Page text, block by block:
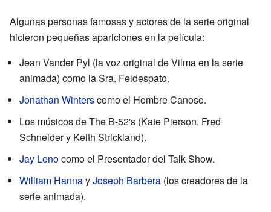
Algunas personas famosas y actores de la serie original
hicieron pequeñas apariciones en la película:
Jean Vander Pyl (la voz original de Vilma en la serie
animada) como la Sra. Feldespato.
Jonathan Winterscomo el Hombre Canoso.
Los músicos de The B-52's (Kate Pierson, Fred
Schneider y Keith Strickland).
Jay Lenocomo el Presentador del Talk Show.
William HannayJoseph Barbera (los creadores de la
serie animada).